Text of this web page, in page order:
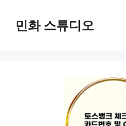
민화 스튜디오